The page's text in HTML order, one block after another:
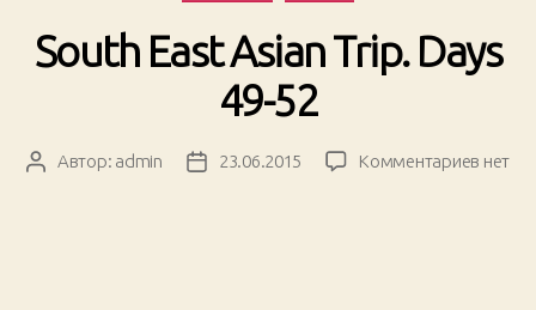
South East Asian Trip. Days
49-52
АвторАвтор: admin
Дата23.06.2015 Комментариев кнет